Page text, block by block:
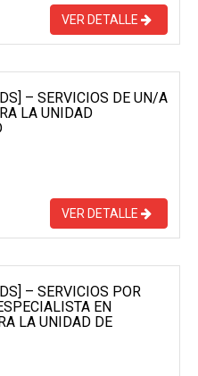
VER DETALLE
– SERVICIOS DE UN/A
LA UNIDAD
VER DETALLE
– SERVICIOS POR
EN
LA UNIDAD DE